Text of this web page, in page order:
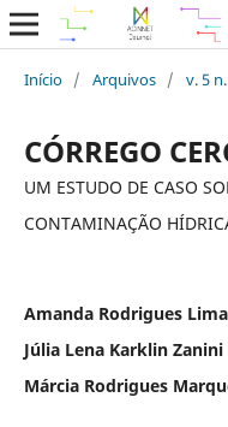
Início / Arquivos / v. 5
CÓRREGO
UM ESTUDO DE CASO
CONTAMINAÇÃO
Amanda Rodrigues
Júlia Lena Karklin Zanini
Márcia Rodrigues